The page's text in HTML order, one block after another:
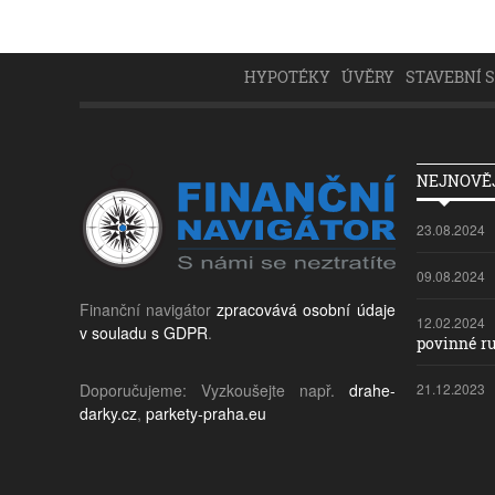
HYPOTÉKY ÚVĚRY STAVEBNÍ
Finanční navigátorzpracovává osobní údaje
v souladu s GDPR.
Doporučujeme: Vyzkoušejte např. drahe-
darky.cz, parkety-praha.eu
23.08.2024
09.08.2024
12.02.2024
povinné
21.12.2023